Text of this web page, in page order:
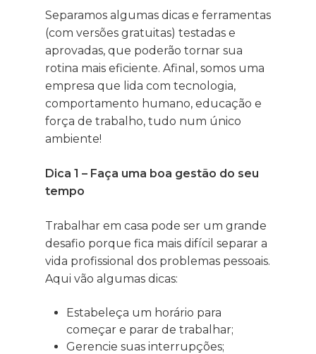
Separamos algumas dicas e ferramentas
(com versões gratuitas) testadas e
aprovadas, que poderão tornar sua
rotina mais eficiente. Afinal, somos uma
empresa que lida com tecnologia,
comportamento humano, educação e
força de trabalho, tudo num único
ambiente!
Dica 1 – Faça uma boa gestão do seu
tempo
Trabalhar em casa pode ser um grande
desafio porque fica mais difícil separar a
vida profissional dos problemas pessoais.
Aqui vão algumas dicas:
Estabeleça um horário para
começar e parar de trabalhar;
Gerencie suas interrupções;